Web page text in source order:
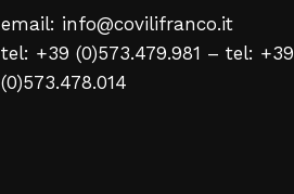
email: info@covilifranco.it
tel: +39 (0)573.479.981 – tel: +39
(0)573.478.014